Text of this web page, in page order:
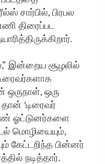
சார்பில், பிரபல
திரைப்பட
இன்றைய சூழலில்
ஒருநாள், ஒரு
‘டிரைவர்
ஓட்டுனர்களை
மொழியையும்,
கேட்டறிந்த பின்னர்
நடித்தார்.